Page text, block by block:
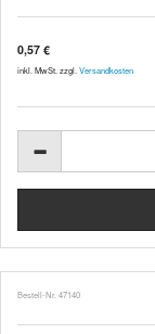
0,57 €
inkl. MwSt. zzgl. Versandkosten
Bestell-Nr. 47140